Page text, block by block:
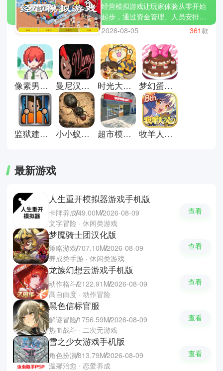
经营模拟游戏让玩家体验从零开始
起步，通过资金管理、人员安排、
生产链规划等等，逐渐走向人生巅
峰的成就。游戏普遍考验你的逻辑
与决策能力，在合适的时间就选择
出手扩张、在资金紧绷的找到新的
出路等等，让你经营的店铺、城市
或是其他走向更好的发展。星露谷
物语、心动小镇、疯狂手机大亨等
等更是经营模拟游戏中的佼佼者，
策略性与应变能力拉满，让你享受
从零到一的成长乐趣。
2026-08-05 361款
像素男友中文版 曼尼汉堡店手机版 时光大爆炸国际服 梦幻蛋糕店官方正版
监狱建筑师完整版 小小蚁国安卓版 超市模拟器正版 牧羊人之心官方正版
最新游戏
人生重开模拟器游戏手机版
卡牌养成49.00M2026-08-09
文字冒险 · 休闲类游戏
查看
梦魇骑士团汉化版
策略游戏707.10M2026-08-09
养成类手游 · 休闲类游戏
查看
龙族幻想云游戏手机版
动作格斗2122.91M2026-08-09
高自由度 · 动作冒险
查看
黑色信标官服
解谜冒险1756.59M2026-08-09
热血战斗 · 二次元游戏
查看
雪之少女游戏手机版
角色扮演813.79M2026-08-09
温馨治愈 · 恋爱养成
查看